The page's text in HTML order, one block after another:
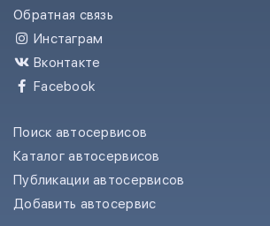
Обратная связь
Инстаграм
Вконтакте
Facebook
Поиск автосервисов
Каталог автосервисов
Публикации автосервисов
Добавить автосервис